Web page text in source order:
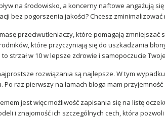
na środowisko, a koncerny naftowe angażują
bez pogorszenia jakości? Chcesz
przeciwutleniaczy, które pomagają
które przyczyniają się do uszkadzania
strzał w 10 w lepsze zdrowie i samopoczucie
rozwiązania są najlepsze. W tym
Po raz pierwszy na łamach bloga mam
jest więc możliwość zapisania się na listę
i znajomość ich szczególnych cech, która